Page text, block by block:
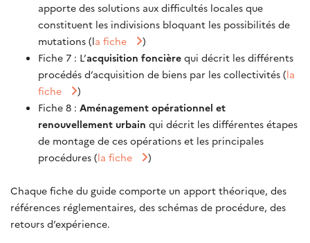
apporte des solutions aux difficultés locales que
constituent les indivisions bloquant les possibilités de
mutations (la fiche
)
Fiche 7 : L’acquisition foncière qui décrit les différents
procédés d’acquisition de biens par les collectivités (la
fiche
)
Fiche 8 : Aménagement opérationnel et
renouvellement urbain qui décrit les différentes étapes
de montage de ces opérations et les principales
procédures (la fiche )
Chaque fiche du guide comporte un apport théorique, des
références réglementaires, des schémas de procédure, des
retours d’expérience.